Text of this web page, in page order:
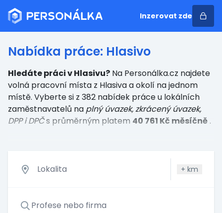
Inzerovat zde
Nabídka práce: Hlasivo
Hledáte práci v Hlasivu? Na Personálka.cz najdete
volná pracovní místa z Hlasiva a okolí na jednom
místě. Vyberte si z 382 nabídek práce u lokálních
zaměstnavatelů na plný úvazek, zkrácený úvazek,
DPP i DPČs průměrným platem 40 761 Kč měsíčně .
+ km